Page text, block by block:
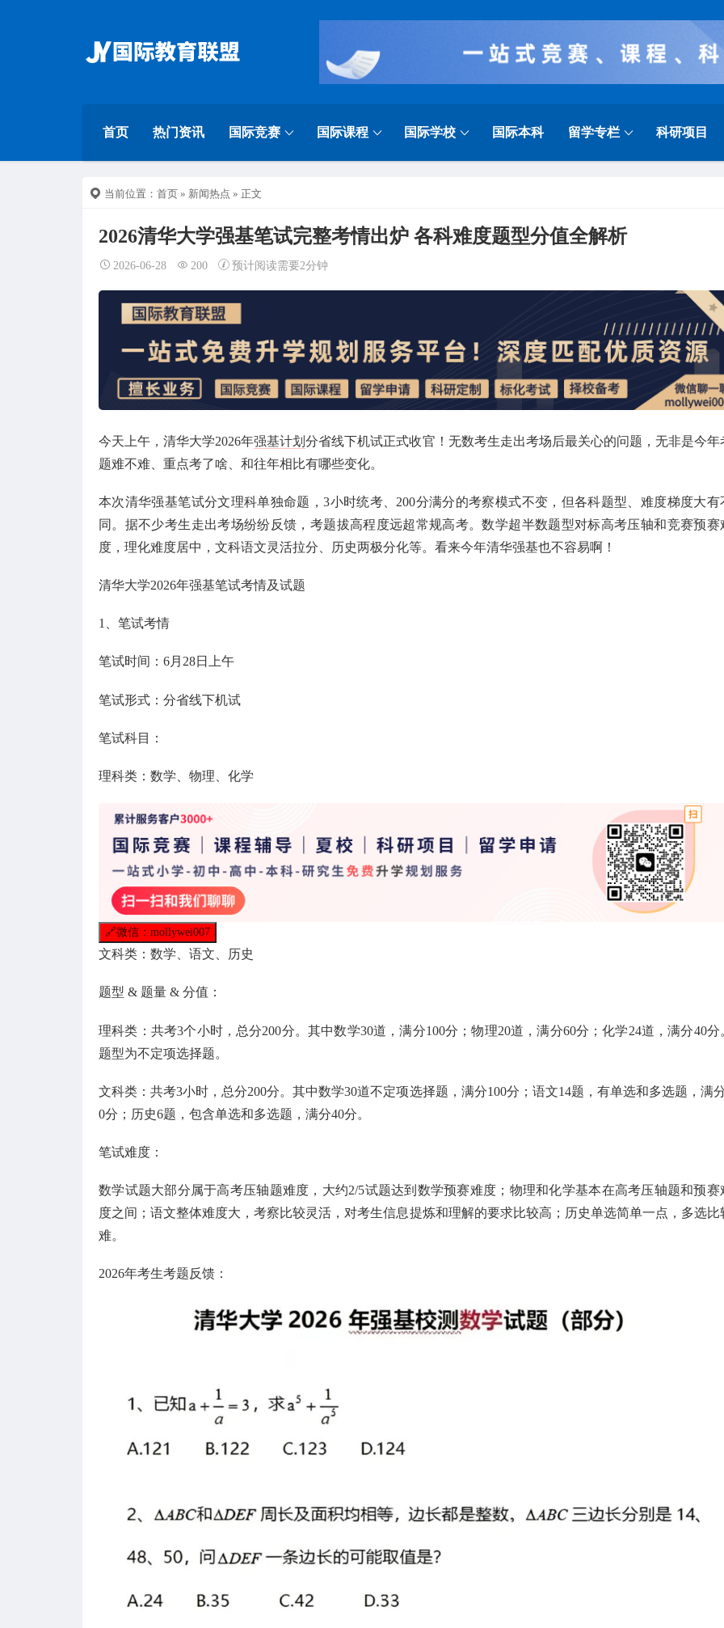
首页 热门资讯 国际竞赛 国际课程 国际学校 国际本科 留学专栏 科研项目
当前位置： 首页 » 新闻热点 » 正文
2026清华大学强基笔试完整考情出炉 各科难度题型分值全解析
2026-06-28 200 预计阅读需要2分钟
今天上午，清华大学2026年强基计划分省线下机试正式收官！无数考生走出考场后最关心的问题，无非是今年
题难不难、重点考了啥、和往年相比有哪些变化。
本次清华强基笔试分文理科单独命题，3小时统考、200分满分的考察模式不变，但各科题型、难度梯度大有
同。据不少考生走出考场纷纷反馈，考题拔高程度远超常规高考。数学超半数题型对标高考压轴和竞赛预赛
度，理化难度居中，文科语文灵活拉分、历史两极分化等。看来今年清华强基也不容易啊！
清华大学2026年强基笔试考情及试题
1、笔试考情
笔试时间：6月28日上午
笔试形式：分省线下机试
笔试科目：
理科类：数学、物理、化学
🔗微信：mollywei007
文科类：数学、语文、历史
题型 & 题量 & 分值：
理科类：共考3个小时，总分200分。其中数学30道，满分100分；物理20道，满分60分；化学24道，满分40分
题型为不定项选择题。
文科类：共考3小时，总分200分。其中数学30道不定项选择题，满分100分；语文14题，有单选和多选题，满
0分；历史6题，包含单选和多选题，满分40分。
笔试难度：
数学试题大部分属于高考压轴题难度，大约2/5试题达到数学预赛难度；物理和化学基本在高考压轴题和预赛
度之间；语文整体难度大，考察比较灵活，对考生信息提炼和理解的要求比较高；历史单选简单一点，多选比
难。
2026年考生考题反馈：